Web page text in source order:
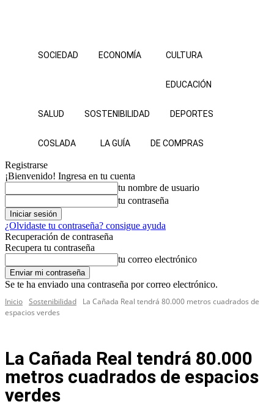
SOCIEDAD ECONOMÍA CULTURA
EDUCACIÓN
SALUD SOSTENIBILIDAD DEPORTES
COSLADA LA GUÍA DE COMPRAS
Registrarse
¡Bienvenido! Ingresa en tu cuenta
tu nombre de usuario
tu contraseña
¿Olvidaste tu contraseña? consigue ayuda
Recuperación de contraseña
Recupera tu contraseña
tu correo electrónico
Se te ha enviado una contraseña por correo electrónico.
Inicio Sostenibilidad
La Cañada Real tendrá 80.000 metros cuadrados de
espacios verdes
La Cañada Real tendrá 80.000
metros cuadrados de espacios
verdes